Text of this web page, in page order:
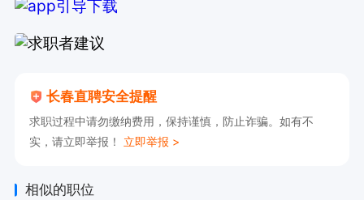
工资月结可预支，每月开两次工资
奖，冲单奖，星级补助，距离补贴
宽城，卫星广场，朝阳，南关，高新，
长春直聘安全提醒
求职过程中请勿缴纳费用，保持谨慎，防止诈骗。如有不
实，请立即举报！ 立即举报 >
相似的职位